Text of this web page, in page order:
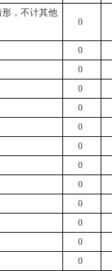
形，不计其他
0
0
0
0
0
0
0
0
0
0
0
0
0